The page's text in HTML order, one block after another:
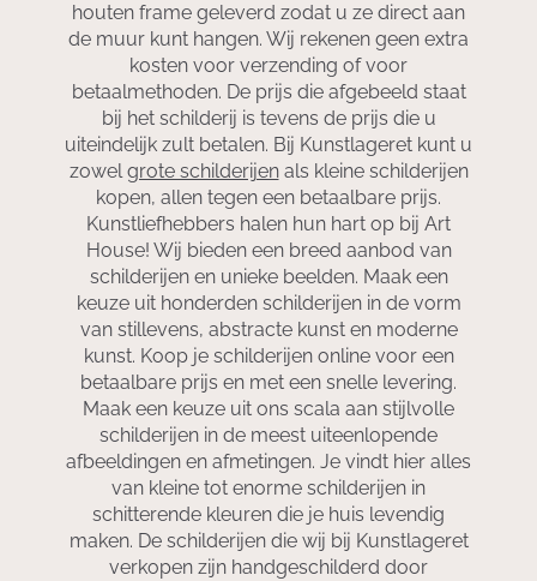
houten frame geleverd zodat u ze direct aan
de muur kunt hangen. Wij rekenen geen extra
kosten voor verzending of voor
betaalmethoden. De prijs die afgebeeld staat
bij het schilderij is tevens de prijs die u
uiteindelijk zult betalen. Bij Kunstlageret kunt u
zowelgrote schilderijenals kleine schilderijen
kopen, allen tegen een betaalbare prijs.
Kunstliefhebbers halen hun hart op bij Art
House! Wij bieden een breed aanbod van
schilderijen en unieke beelden. Maak een
keuze uit honderden schilderijen in de vorm
van stillevens, abstracte kunst en moderne
kunst. Koop je schilderijen online voor een
betaalbare prijs en met een snelle levering.
Maak een keuze uit ons scala aan stijlvolle
schilderijen in de meest uiteenlopende
afbeeldingen en afmetingen. Je vindt hier alles
van kleine tot enorme schilderijen in
schitterende kleuren die je huis levendig
maken. De schilderijen die wij bij Kunstlageret
verkopen zijn handgeschilderd door